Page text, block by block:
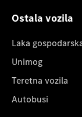
Ostala vozila
Laka
Unimog
Teretna vozila
Autobusi